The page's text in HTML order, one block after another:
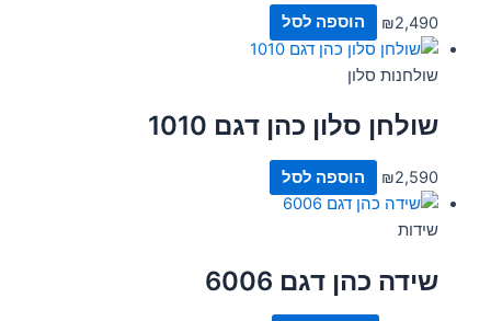
₪2,490 הוספה לסל
שולחנות סלון
שולחן סלון כהן דגם 1010
₪2,590 הוספה לסל
שידות
שידה כהן דגם 6006